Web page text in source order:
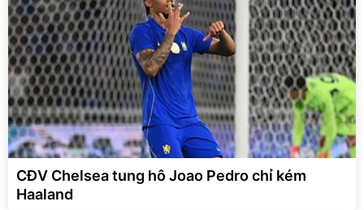
CĐV Chelsea tung hô Joao Pedro chỉ kém
Haaland